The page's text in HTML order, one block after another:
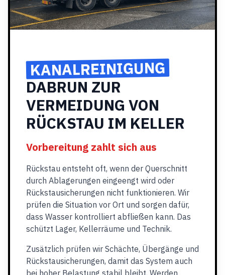
KANALREINIGUNG
DABRUN ZUR
VERMEIDUNG VON
RÜCKSTAU IM KELLER
Vorbereitung zahlt sich aus
Rückstau entsteht oft, wenn der Querschnitt
durch Ablagerungen eingeengt wird oder
Rückstausicherungen nicht funktionieren. Wir
prüfen die Situation vor Ort und sorgen dafür,
dass Wasser kontrolliert abfließen kann. Das
schützt Lager, Kellerräume und Technik.
Zusätzlich prüfen wir Schächte, Übergänge und
Rückstausicherungen, damit das System auch
bei hoher Belastung stabil bleibt. Werden